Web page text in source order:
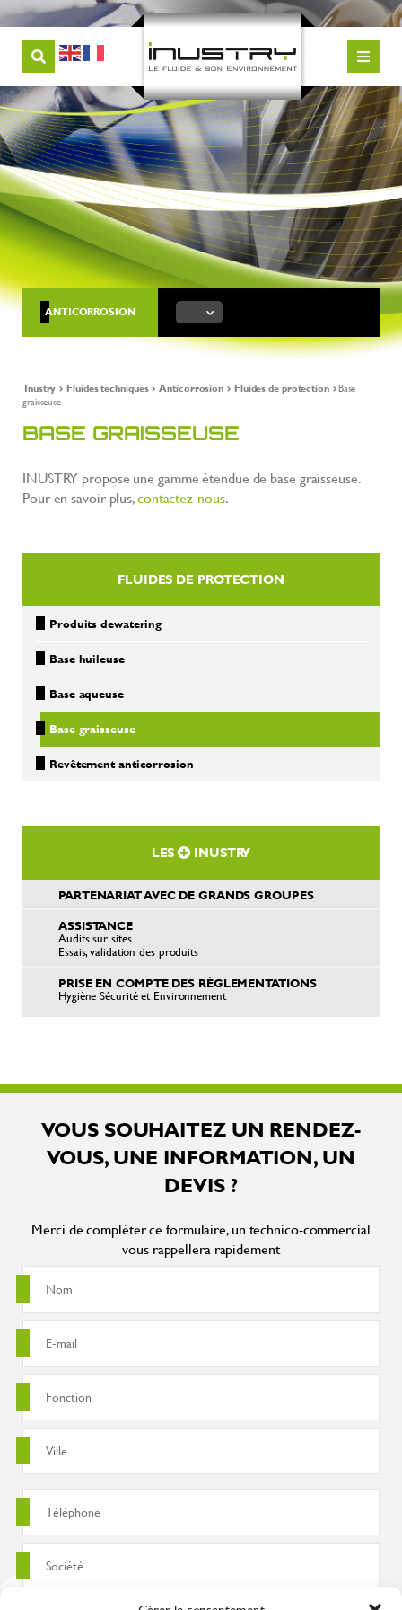
ANTICORROSION -- --
Inustry Fluides techniques Anticorrosion Fluides de protection
Base
graisseuse
BASE GRAISSEUSE
INUSTRY propose une gamme étendue de base graisseuse.
Pour en savoir plus,contactez-nous.
FLUIDES DE PROTECTION
Produits dewatering
Base huileuse
Base aqueuse
Base graisseuse
Revêtement anticorrosion
LES INUSTRY
PARTENARIAT AVEC DE GRANDS GROUPES
ASSISTANCE
Audits sur sites
Essais, validation des produits
PRISE EN COMPTE DES RÉGLEMENTATIONS
Hygiène Sécurité et Environnement
VOUS SOUHAITEZ UN RENDEZ-
VOUS, UNE INFORMATION, UN
DEVIS ?
Merci de compléter ce formulaire, un technico-commercial
vous rappellera rapidement